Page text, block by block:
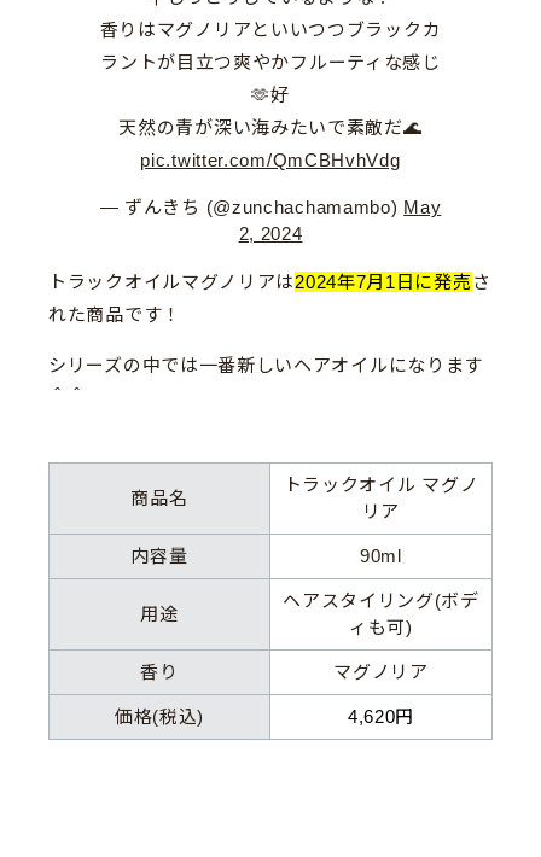
香りはマグノリアといいつつブラックカ
ラントが目立つ爽やかフルーティな感じ
🫶好
天然の青が深い海みたいで素敵だ🌊
pic.twitter.com/QmCBHvhVdg
— ずんきち (@zunchachamambo) May
2, 2024
トラックオイルマグノリアは2024年7月1日に発売 さ
れた商品です！
シリーズの中では一番新しいヘアオイルになります
商品名
トラックオイル マグノ
リア
内容量 90ml
用途
ヘアスタイリング(ボデ
ィも可)
香り マグノリア
価格(税込) 4,620円